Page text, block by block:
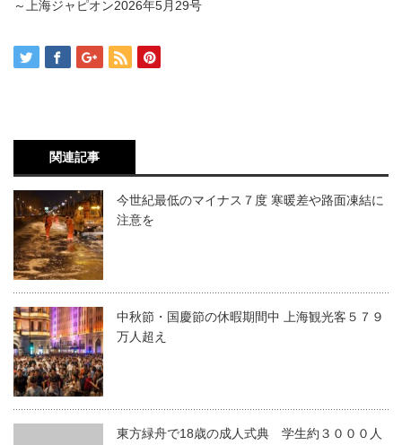
～上海ジャピオン2026年5月 29号
関連記事
今世紀最低のマイナス７度 寒暖差や路面凍結に
注意を
中秋節・国慶節の休暇期間中 上海観光客５７９
万人超え
東方緑舟で18歳の成人式典 学生約３０００人